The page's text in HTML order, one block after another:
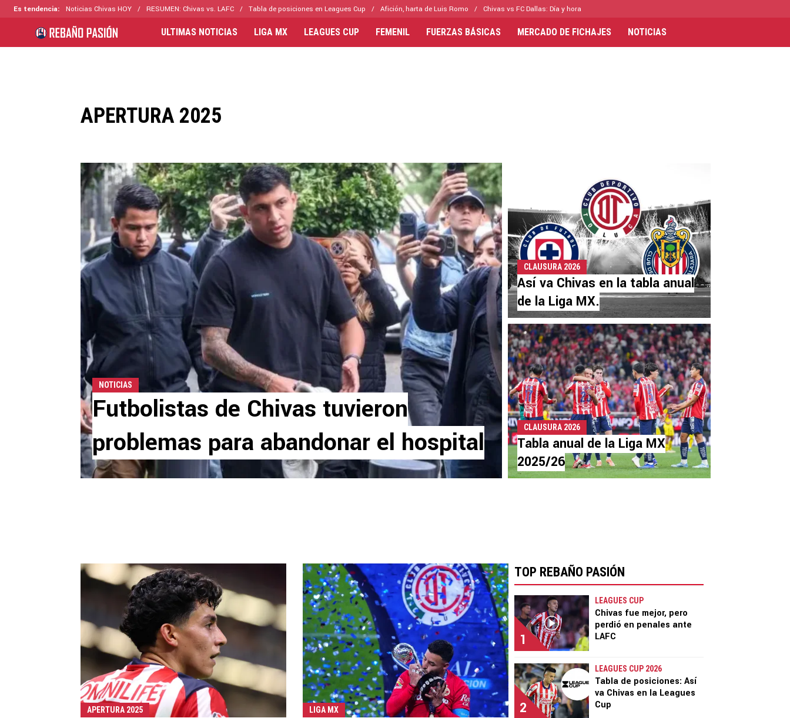
Es tendencia: Noticias Chivas HOY RESUMEN: Chivas vs. LAFC Tabla de posiciones en Leagues Cup Afición, harta de Luis Romo Chivas vs FC Dallas: Día y hora
ULTIMAS NOTICIAS LIGA MX LEAGUES CUP FEMENIL FUERZAS BÁSICAS MERCADO DE FICHAJES NOTICIAS
APERTURA 2025
NOTICIAS
Futbolistas de Chivas tuvieron
problemas para abandonar el hospital
CLAUSURA 2026
Así va Chivas en la tabla anual
de la Liga MX.
CLAUSURA 2026
Tabla anual de la Liga MX
2025/26
APERTURA 2025 LIGA MX
TOP REBAÑO PASIÓN
1
LEAGUES CUP
Chivas fue mejor, pero
perdió en penales ante
LAFC
2
LEAGUES CUP 2026
Tabla de posiciones: Así
va Chivas en la Leagues
Cup